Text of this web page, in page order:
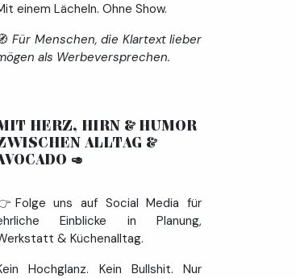
einem Lächeln. Ohne Show.
Für Menschen, die Klartext lieber
als Werbeversprechen.
HERZ, HIRN & HUMOR
ALLTAG &
🥑
uns auf Social Media für
Einblicke in Planung,
& Küchenalltag.
Hochglanz. Kein Bullshit. Nur